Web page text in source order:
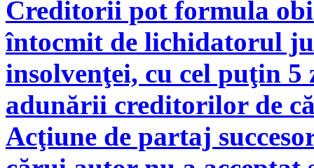
Creditorii pot formula
întocmit de lichidatorul
insolvenţei, cu cel puţin
adunării creditorilor de
Acţiune de partaj